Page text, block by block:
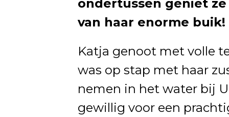
ondertussen geniet
van haar enorme buik!
Katja genoot met volle
was op stap met haar
nemen in het water bij
gewillig voor een